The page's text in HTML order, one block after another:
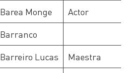
Barea Monge
Actor
Barranco
Barreiro Lucas
Maestra